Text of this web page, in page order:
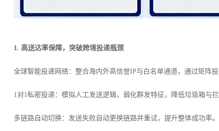
1. 高送达率保障，突破跨境投递瓶颈
全球智能投递网络：整合海内外高信誉IP与白名单通道，通过矩阵
1对1私密投递：模拟人工发送逻辑，弱化群发特征，降低垃圾箱与
多链路自动切换：发送失败自动更换链路并重试，提升整体成功率。